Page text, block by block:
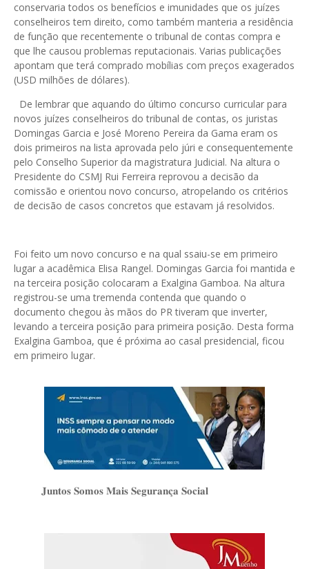
conservaria todos os benefícios e imunidades que os juízes
conselheiros tem direito, como também manteria a residência
de função que recentemente o tribunal de contas compra e
que lhe causou problemas reputacionais. Varias publicações
apontam que terá comprado mobílias com preços exagerados
(USD milhões de dólares).
De lembrar que aquando do último concurso curricular para
novos juízes conselheiros do tribunal de contas, os juristas
Domingas Garcia e José Moreno Pereira da Gama eram os
dois primeiros na lista aprovada pelo júri e consequentemente
pelo Conselho Superior da magistratura Judicial. Na altura o
Presidente do CSMJ Rui Ferreira reprovou a decisão da
comissão e orientou novo concurso, atropelando os critérios
de decisão de casos concretos que estavam já resolvidos.
Foi feito um novo concurso e na qual ssaiu-se em primeiro
lugar a acadêmica Elisa Rangel. Domingas Garcia foi mantida e
na terceira posição colocaram a Exalgina Gamboa. Na altura
registrou-se uma tremenda contenda que quando o
documento chegou às mãos do PR tiveram que inverter,
levando a terceira posição para primeira posição. Desta forma
Exalgina Gamboa, que é próxima ao casal presidencial, ficou
em primeiro lugar.
𝐉𝐮𝐧𝐭𝐨𝐬 𝐒𝐨𝐦𝐨𝐬 𝐌𝐚𝐢𝐬 𝐒𝐞𝐠𝐮𝐫𝐚𝐧𝐜̧𝐚 𝐒𝐨𝐜𝐢𝐚𝐥